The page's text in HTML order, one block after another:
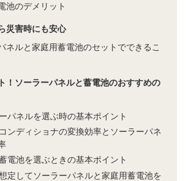
池のデメリット
災害時にも安心
ネルと家庭用蓄電池のセットでできるこ
！ソーラーパネルと蓄電池のおすすめの
パネルを選ぶ時の基本ポイント
ンディショナの変換効率とソーラーパネ
電池を選ぶときの基本ポイント
定してソーラーパネルと家庭用蓄電池を